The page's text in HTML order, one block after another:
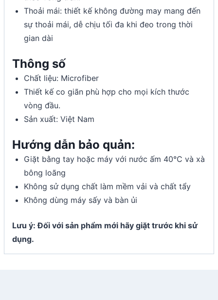
Thoải mái: thiết kế không đường may mang đến
sự thoải mái, dễ chịu tối đa khi đeo trong thời
gian dài
Thông số
Chất liệu: Microfiber
Thiết kế co giãn phù hợp cho mọi kích thước
vòng đầu.
Sản xuất: Việt Nam
Hướng dẫn bảo quản:
Giặt bằng tay hoặc máy với nước ấm 40°C và xà
bông loãng
Không sử dụng chất làm mềm vải và chất tẩy
Không dùng máy sấy và bàn ủi
Lưu ý: Đối với sản phẩm mới hãy giặt trước khi sử
dụng.